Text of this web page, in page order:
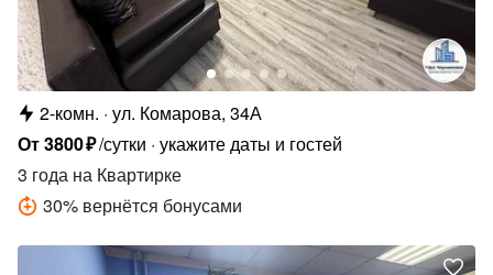
2-комн. ул. Комарова, 34А
От3800₽/сутки укажите даты и гостей
3 года на Квартирке
30% вернётся бонусами